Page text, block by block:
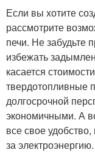
Если вы хотите
рассмотрите
печи. Не забудьте
избежать
касается
твердотопливные
долгосрочной
экономичными. А
все свое
за электроэнергию.